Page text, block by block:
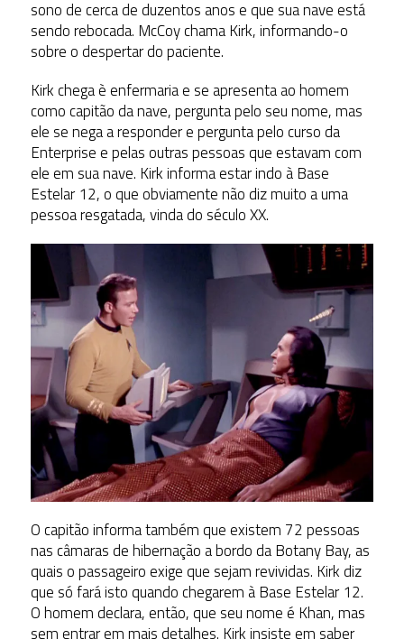
sono de cerca de duzentos anos e que sua nave está
sendo rebocada. McCoy chama Kirk, informando-o
sobre o despertar do paciente.
Kirk chega è enfermaria e se apresenta ao homem
como capitão da nave, pergunta pelo seu nome, mas
ele se nega a responder e pergunta pelo curso da
Enterprise e pelas outras pessoas que estavam com
ele em sua nave. Kirk informa estar indo à Base
Estelar 12, o que obviamente não diz muito a uma
pessoa resgatada, vinda do século XX.
O capitão informa também que existem 72 pessoas
nas câmaras de hibernação a bordo da Botany Bay, as
quais o passageiro exige que sejam revividas. Kirk diz
que só fará isto quando chegarem à Base Estelar 12.
O homem declara, então, que seu nome é Khan, mas
sem entrar em mais detalhes. Kirk insiste em saber